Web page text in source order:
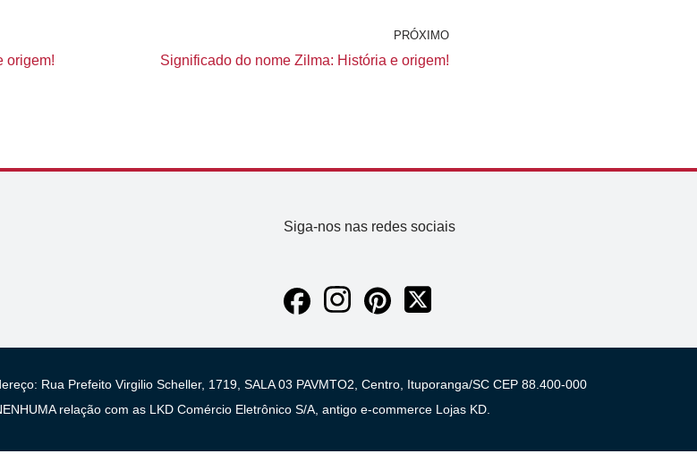
origem!
PRÓXIMO
Significado do nome Zilma: História e origem!
Siga-nos nas redes sociais
Rua Prefeito Virgilio Scheller, 1719, SALA 03 PAVMTO2, Centro, Ituporanga/SC CEP 88.400-000
relação com as LKD Comércio Eletrônico S/A, antigo e-commerce Lojas KD.